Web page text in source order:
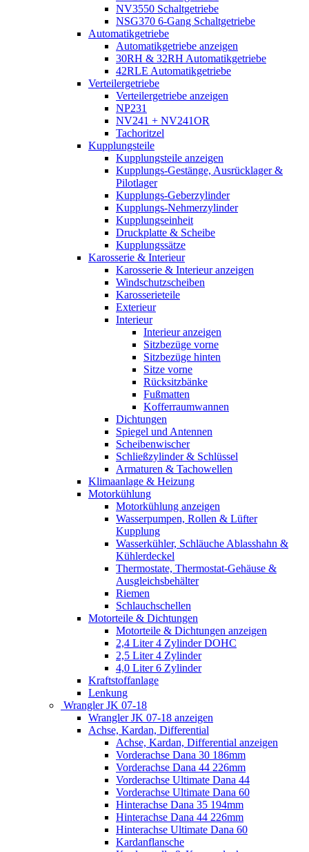
NV3550 Schaltgetriebe
NSG370 6-Gang Schaltgetriebe
Automatikgetriebe
Automatikgetriebe anzeigen
30RH & 32RH Automatikgetriebe
42RLE Automatikgetriebe
Verteilergetriebe
Verteilergetriebe anzeigen
NP231
NV241 + NV241OR
Tachoritzel
Kupplungsteile
Kupplungsteile anzeigen
Kupplungs-Gestänge, Ausrücklager &
Pilotlager
Kupplungs-Geberzylinder
Kupplungs-Nehmerzylinder
Kupplungseinheit
Druckplatte & Scheibe
Kupplungssätze
Karosserie & Interieur
Karosserie & Interieur anzeigen
Windschutzscheiben
Karosserieteile
Exterieur
Interieur
Interieur anzeigen
Sitzbezüge vorne
Sitzbezüge hinten
Sitze vorne
Rücksitzbänke
Fußmatten
Kofferraumwannen
Dichtungen
Spiegel und Antennen
Scheibenwischer
Schließzylinder & Schlüssel
Armaturen & Tachowellen
Klimaanlage & Heizung
Motorkühlung
Motorkühlung anzeigen
Wasserpumpen, Rollen & Lüfter
Kupplung
Wasserkühler, Schläuche Ablasshahn &
Kühlerdeckel
Thermostate, Thermostat-Gehäuse &
Ausgleichsbehälter
Riemen
Schlauchschellen
Motorteile & Dichtungen
Motorteile & Dichtungen anzeigen
2,4 Liter 4 Zylinder DOHC
2,5 Liter 4 Zylinder
4,0 Liter 6 Zylinder
Kraftstoffanlage
Lenkung
Wrangler JK 07-18
Wrangler JK 07-18 anzeigen
Achse, Kardan, Differential
Achse, Kardan, Differential anzeigen
Vorderachse Dana 30 186mm
Vorderachse Dana 44 226mm
Vorderachse Ultimate Dana 44
Vorderachse Ultimate Dana 60
Hinterachse Dana 35 194mm
Hinterachse Dana 44 226mm
Hinterachse Ultimate Dana 60
Kardanflansche